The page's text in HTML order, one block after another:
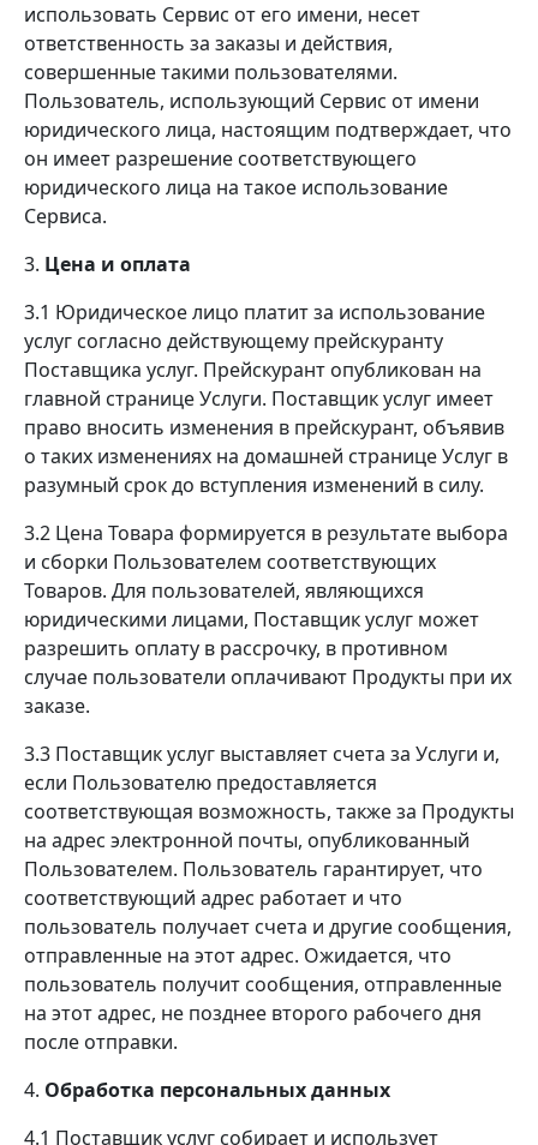
использовать Сервис от его имени, несет
ответственность за заказы и действия,
совершенные такими пользователями.
Пользователь, использующий Сервис от имени
юридического лица, настоящим подтверждает, что
он имеет разрешение соответствующего
юридического лица на такое использование
Сервиса.
3. Цена и оплата
3.1 Юридическое лицо платит за использование
услуг согласно действующему прейскуранту
Поставщика услуг. Прейскурант опубликован на
главной странице Услуги. Поставщик услуг имеет
право вносить изменения в прейскурант, объявив
о таких изменениях на домашней странице Услуг в
разумный срок до вступления изменений в силу.
3.2 Цена Товара формируется в результате выбора
и сборки Пользователем соответствующих
Товаров. Для пользователей, являющихся
юридическими лицами, Поставщик услуг может
разрешить оплату в рассрочку, в противном
случае пользователи оплачивают Продукты при их
заказе.
3.3 Поставщик услуг выставляет счета за Услуги и,
если Пользователю предоставляется
соответствующая возможность, также за Продукты
на адрес электронной почты, опубликованный
Пользователем. Пользователь гарантирует, что
соответствующий адрес работает и что
пользователь получает счета и другие сообщения,
отправленные на этот адрес. Ожидается, что
пользователь получит сообщения, отправленные
на этот адрес, не позднее второго рабочего дня
после отправки.
4. Обработка персональных данных
4.1 Поставщик услуг собирает и использует